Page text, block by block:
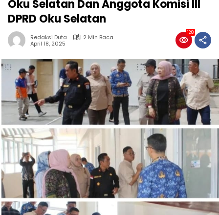
Oku Selatan Dan Anggota Komisi III
DPRD Oku Selatan
Redaksi Duta
2 Min Baca
April 18, 2025
128